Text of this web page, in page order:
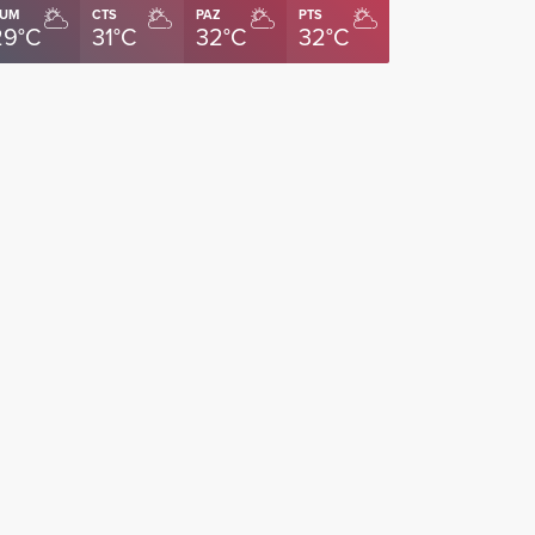
CTS
31°C
PAZ
32°C
PTS
32°C